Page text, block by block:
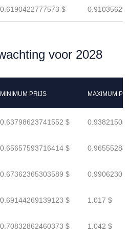
0.6190422777573 $
voor 2028
MINIMUM PRIJS MAXIMUM
0.63798623741552 $
0.65657593716414 $
0.67362365303589 $
0.69144269139123 $ 1.017 $
0.70832862460373 $ 1.042 $